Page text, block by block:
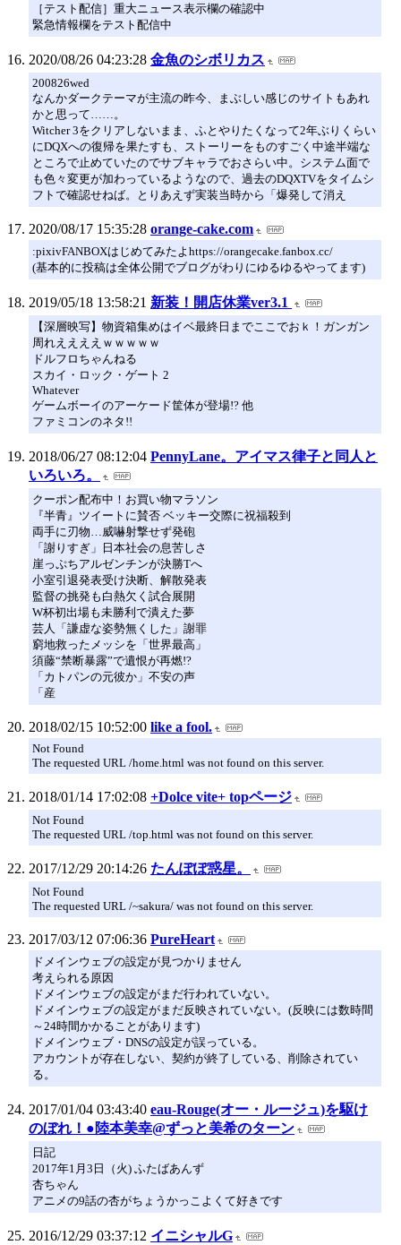
［テスト配信］重大ニュース表示欄の確認中
緊急情報欄をテスト配信中
2020/08/26 04:23:28 金魚のシボリカス
200826wed
なんかダークテーマが主流の昨今、まぶしい感じのサイトもあれ
かと思って……。
Witcher 3をクリアしないまま、ふとやりたくなって2年ぶりくらい
にDQXへの復帰を果たすも、ストーリーをものすごく中途半端な
ところで止めていたのでサブキャラでおさらい中。システム面で
も色々変更が加わっているようなので、過去のDQXTVをタイムシ
フトで確認せねば。とりあえず実装当時から「爆発して消え
2020/08/17 15:35:28 orange-cake.com
:pixivFANBOXはじめてみたよhttps://orangecake.fanbox.cc/
(基本的に投稿は全体公開でブログがわりにゆるゆるやってます)
2019/05/18 13:58:21 新装！開店休業ver3.1
【深層映写】物資箱集めはイベ最終日までここでおｋ！ガンガン
周れええええｗｗｗｗｗ
ドルフロちゃんねる
スカイ・ロック・ゲート 2
Whatever
ゲームボーイのアーケード筐体が登場!? 他
ファミコンのネタ!!
2018/06/27 08:12:04 PennyLane。アイマス律子と同人と
いろいろ。
クーポン配布中！お買い物マラソン
『半青』ツイートに賛否 ベッキー交際に祝福殺到
両手に刃物…威嚇射撃せず発砲
「謝りすぎ」日本社会の息苦しさ
崖っぷちアルゼンチンが決勝Tへ
小室引退発表受け決断、解散発表
監督の挑発も白熱欠く試合展開
W杯初出場も未勝利で潰えた夢
芸人「謙虚な姿勢無くした」謝罪
窮地救ったメッシを「世界最高」
須藤“禁断暴露”で遺恨が再燃!?
「カトパンの元彼か」不安の声
「産
2018/02/15 10:52:00 like a fool.
Not Found
The requested URL /home.html was not found on this server.
2018/01/14 17:02:08 +Dolce vite+ topページ
Not Found
The requested URL /top.html was not found on this server.
2017/12/29 20:14:26 たんぽぽ惑星。
Not Found
The requested URL /~sakura/ was not found on this server.
2017/03/12 07:06:36 PureHeart
ドメインウェブの設定が見つかりません
考えられる原因
ドメインウェブの設定がまだ行われていない。
ドメインウェブの設定がまだ反映されていない。(反映には数時間
～24時間かかることがあります)
ドメインウェブ・DNSの設定が誤っている。
アカウントが存在しない、契約が終了している、削除されてい
る。
2017/01/04 03:43:40 eau-Rouge(オー・ルージュ)を駆け
のぼれ！●陸本美幸@ずっと美希のターン
日記
2017年1月3日（火) ふたばあんず
杏ちゃん
アニメの9話の杏がちょうかっこよくて好きです
2016/12/29 03:37:12 イニシャルG